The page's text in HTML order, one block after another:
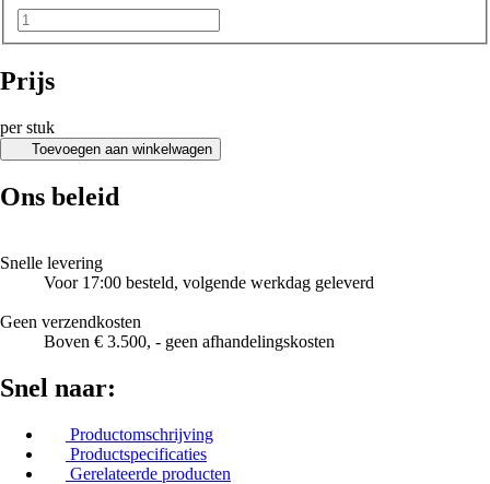
Prijs
per stuk
Toevoegen aan winkelwagen
Ons beleid
Snelle levering
Voor 17:00 besteld, volgende werkdag geleverd
Geen verzendkosten
Boven € 3.500, - geen afhandelingskosten
Snel naar:
Productomschrijving
Productspecificaties
Gerelateerde producten